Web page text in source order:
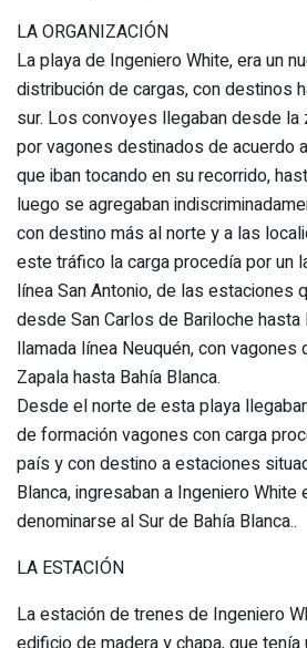
LA ORGANIZACIÓN
La playa de Ingeniero White, era un
distribución de cargas, con destinos
sur. Los convoyes llegaban desde
por vagones destinados de acuerdo
que iban tocando en su recorrido,
luego se agregaban
con destino más al norte y a las
este tráfico la carga procedía por un
línea San Antonio, de las estaciones
desde San Carlos de Bariloche hasta
llamada línea Neuquén, con
Zapala hasta Bahía Blanca.
Desde el norte de esta playa
de formación vagones con carga
país y con destino a estaciones
Blanca, ingresaban a Ingeniero
denominarse al Sur de Bahía Blanca..
LA ESTACIÓN
La estación de trenes de Ingeniero